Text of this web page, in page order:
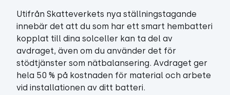
Utifrån Skatteverkets nya ställningstagande
innebär det att du som har ett smart hembatteri
kopplat till dina solceller kan ta del av
avdraget, även om du använder det för
stödtjänster som nätbalansering. Avdraget ger
hela 50 % på kostnaden för material och arbete
vid installationen av ditt batteri.